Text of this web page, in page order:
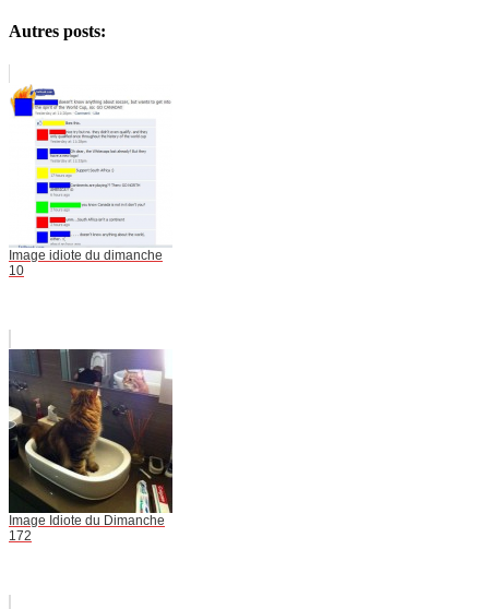
Autres posts:
Image idiote du dimanche
10
Image Idiote du Dimanche
172